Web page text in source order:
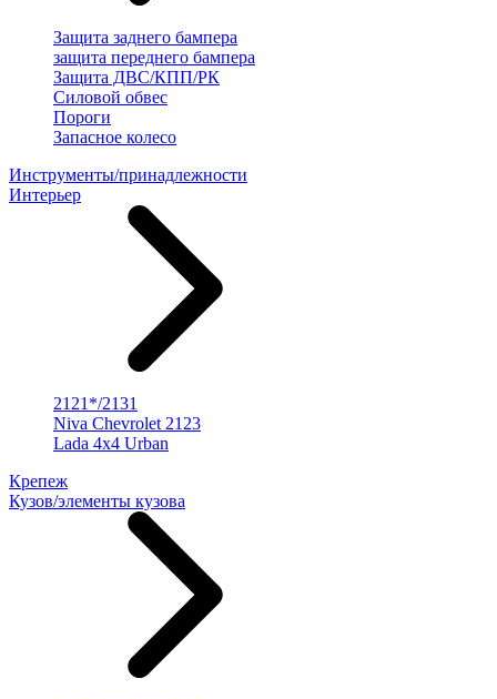
Защита заднего бампера
защита переднего бампера
Защита ДВС/КПП/РК
Силовой обвес
Пороги
Запасное колесо
Инструменты/принадлежности
Интерьер
2121*/2131
Niva Chevrolet 2123
Lada 4x4 Urban
Крепеж
Кузов/элементы кузова